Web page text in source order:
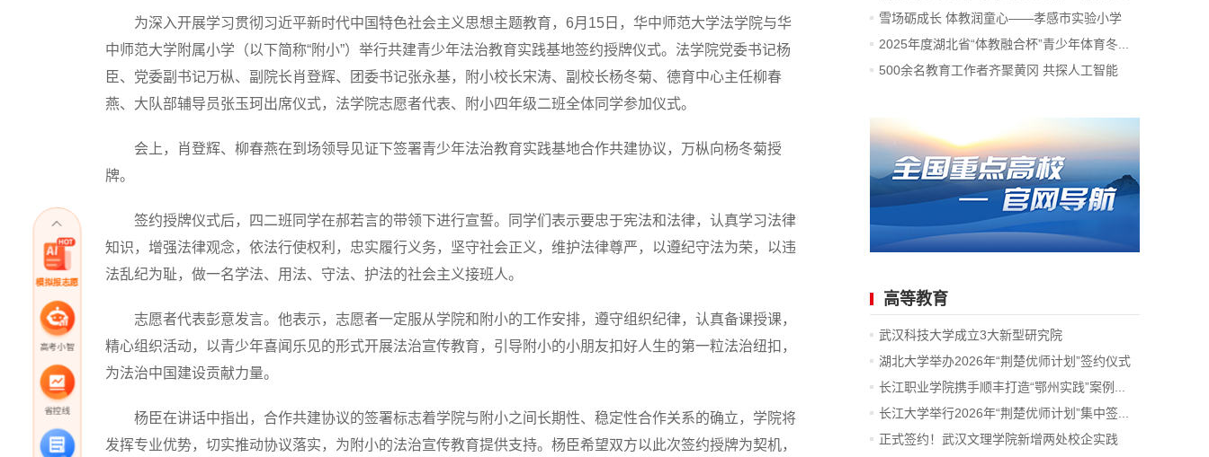
为深入开展学习贯彻习近平新时代中国特色社会主义思想主题教育，6月15日，华中师范大学法学院与华
中师范大学附属小学（以下简称“附小”）举行共建青少年法治教育实践基地签约授牌仪式。法学院党委书记杨
臣、党委副书记万枞、副院长肖登辉、团委书记张永基，附小校长宋涛、副校长杨冬菊、德育中心主任柳春
燕、大队部辅导员张玉珂出席仪式，法学院志愿者代表、附小四年级二班全体同学参加仪式。
会上，肖登辉、柳春燕在到场领导见证下签署青少年法治教育实践基地合作共建协议，万枞向杨冬菊授
牌。
签约授牌仪式后，四二班同学在郝若言的带领下进行宣誓。同学们表示要忠于宪法和法律，认真学习法律
知识，增强法律观念，依法行使权利，忠实履行义务，坚守社会正义，维护法律尊严，以遵纪守法为荣，以违
法乱纪为耻，做一名学法、用法、守法、护法的社会主义接班人。
志愿者代表彭意发言。他表示，志愿者一定服从学院和附小的工作安排，遵守组织纪律，认真备课授课，
精心组织活动，以青少年喜闻乐见的形式开展法治宣传教育，引导附小的小朋友扣好人生的第一粒法治纽扣，
为法治中国建设贡献力量。
杨臣在讲话中指出，合作共建协议的签署标志着学院与附小之间长期性、稳定性合作关系的确立，学院将
发挥专业优势，切实推动协议落实，为附小的法治宣传教育提供支持。杨臣希望双方以此次签约授牌为契机，
模拟报志愿
高考小智
省控线
比赛
雪场砺成长 体教润童心——孝感市实验小学
学...
2025年度湖北省“体教融合杯”青少年体育冬...
500余名教育工作者齐聚黄冈 共探人工智能
高等教育
武汉科技大学成立3大新型研究院
湖北大学举办2026年“荆楚优师计划”签约仪式
长江职业学院携手顺丰打造“鄂州实践”案例...
长江大学举行2026年“荆楚优师计划”集中签...
正式签约！武汉文理学院新增两处校企实践